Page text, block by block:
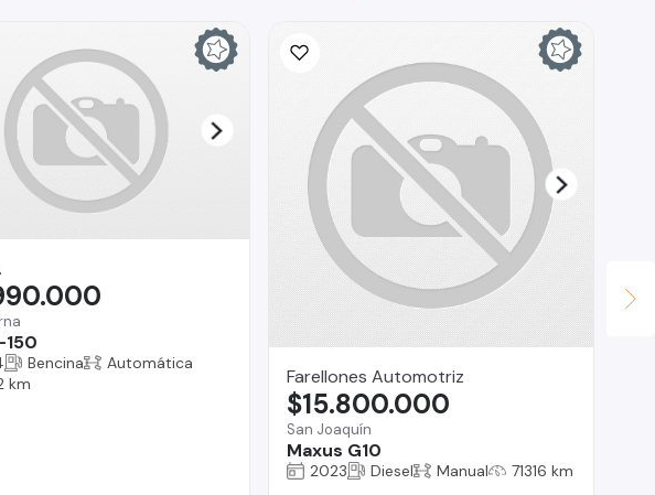
150
Bencina
Automática
km
Farellones Automotriz
San Joaquín
Maxus G10
$15.800.000
2023 Diesel Manual 71316 km